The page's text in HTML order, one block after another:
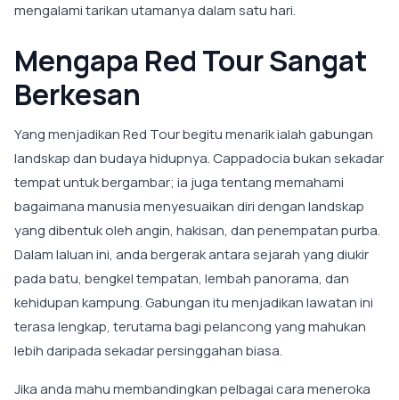
mengalami tarikan utamanya dalam satu hari.
Mengapa Red Tour Sangat
Berkesan
Yang menjadikan Red Tour begitu menarik ialah gabungan
landskap dan budaya hidupnya. Cappadocia bukan sekadar
tempat untuk bergambar; ia juga tentang memahami
bagaimana manusia menyesuaikan diri dengan landskap
yang dibentuk oleh angin, hakisan, dan penempatan purba.
Dalam laluan ini, anda bergerak antara sejarah yang diukir
pada batu, bengkel tempatan, lembah panorama, dan
kehidupan kampung. Gabungan itu menjadikan lawatan ini
terasa lengkap, terutama bagi pelancong yang mahukan
lebih daripada sekadar persinggahan biasa.
Jika anda mahu membandingkan pelbagai cara meneroka